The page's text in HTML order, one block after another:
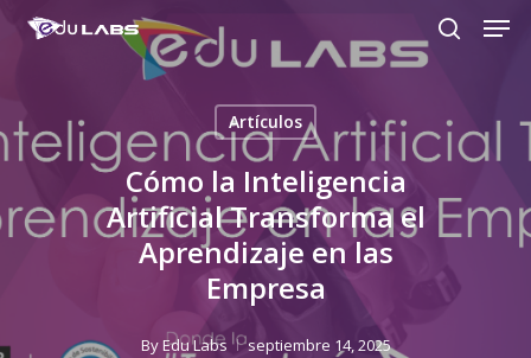
Artículos
Cómo la Inteligencia
Artificial Transforma el
Aprendizaje en las
Empresa
ByEdu Labs
septiembre 14, 2025